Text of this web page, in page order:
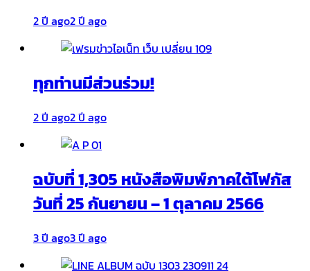
2 ปี ago2 ปี ago
ทุกท่านมีส่วนร่วม!
2 ปี ago2 ปี ago
ฉบับที่ 1,305 หนังสือพิมพ์ภาคใต้โฟกัส
วันที่ 25 กันยายน – 1 ตุลาคม 2566
3 ปี ago3 ปี ago